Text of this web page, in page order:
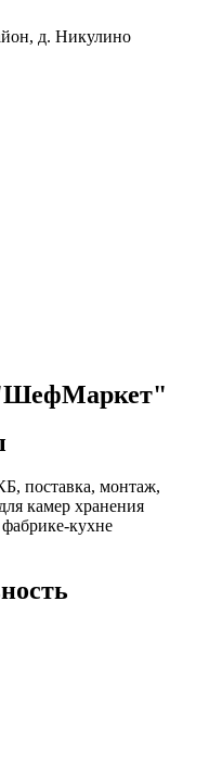
д. Никулино
"ШефМаркет"
поставка, монтаж,
камер хранения
кухне